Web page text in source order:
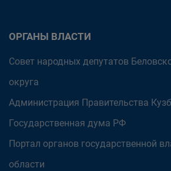
ОРГАНЫ ВЛАСТИ
Совет народных депутатов
округа
Администрация Правительства
Государственная дума РФ
Портал органов государственной
области